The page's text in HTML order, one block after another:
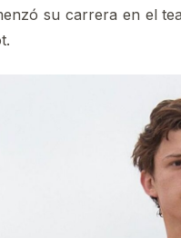
su carrera en el